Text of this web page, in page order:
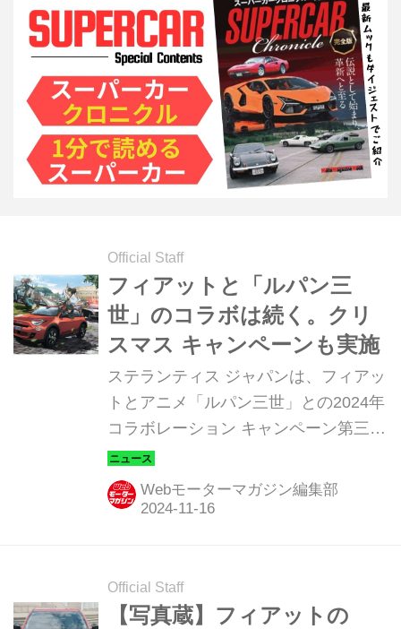
SURPRISING FIAT」展が同時にスタ
ート。トリノを拠点とするブランドの
1世紀以上の歴史を、象徴的な車両、
芸術作品、アーカイブドキュメントを
通じて振り返る。2025年5月4日まで開
催される。
Official Staff
フィアットと「ルパン三
世」のコラボは続く。クリ
スマス キャンペーンも実施
ステランティス ジャパンは、フィアッ
トとアニメ「ルパン三世」との2024年
コラボレーション キャンペーン第三弾
を2024年11月8日より公開。また、ク
リスマス コラボレーション キャンペ
ーンを11月11日より実施する。
Webモーターマガジン編集部
Official Staff
【写真蔵】フィアットの